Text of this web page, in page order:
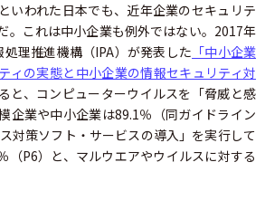
いわれた日本でも、近年企業のセキュリテ
。これは中小企業も例外ではない。2017年
理推進機構（IPA）が発表した 「中小企業
ィの実態と中小企業の情報セキュリティ対
と、コンピューターウイルスを「脅威と感
企業や中小企業は89.1％（同ガイドライン
対策ソフト・サービスの導入」を実行して
（P6）と、マルウエアやウイルスに対する